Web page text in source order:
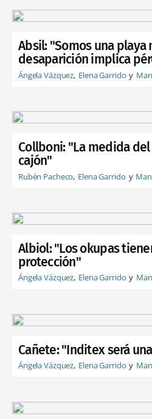
Absil: "Somos una
desaparición implica
Ángela Vázquez Elena Garrido
Collboni: "La medida
cajón"
Rubén Pacheco Elena Garrido
Albiol: "Los okupas
protección"
Ángela Vázquez Elena Garrido
Cañete: "Inditex será
Ángela Vázquez Elena Garrido